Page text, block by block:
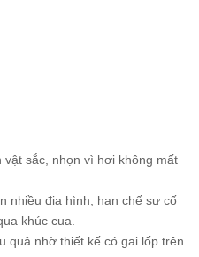
sắc, nhọn vì hơi không mất
nhiều địa hình, hạn chế sự cố
khúc cua.
quả nhờ thiết kế có gai lốp trên